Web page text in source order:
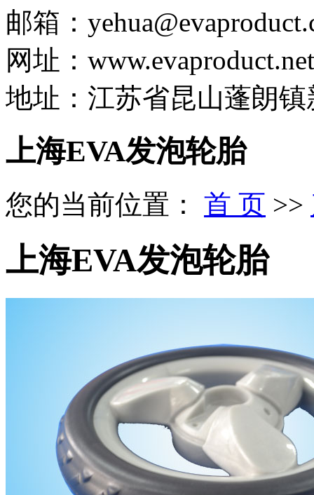
邮箱：
网址：www.evaproduct.net
地址：江苏省昆山蓬朗镇
上海EVA发泡轮胎
您的当前位置： 首 页 >>
上海EVA发泡轮胎